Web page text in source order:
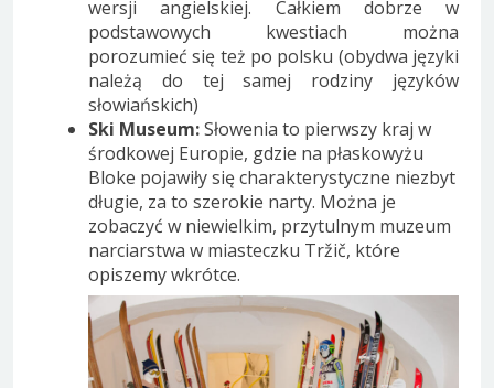
wersji angielskiej. Całkiem dobrze w
podstawowych kwestiach można
porozumieć się też po polsku (obydwa języki
należą do tej samej rodziny języków
słowiańskich)
Ski Museum:Słowenia to pierwszy kraj w
środkowej Europie, gdzie na płaskowyżu
Bloke pojawiły się charakterystyczne niezbyt
długie, za to szerokie narty. Można je
zobaczyć w niewielkim, przytulnym muzeum
narciarstwa w miasteczku Tržič, które
opiszemy wkrótce.